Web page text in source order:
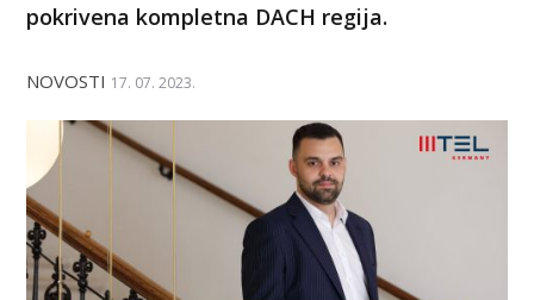
pokrivena kompletna DACH regija.
NOVOSTI 17. 07. 2023.